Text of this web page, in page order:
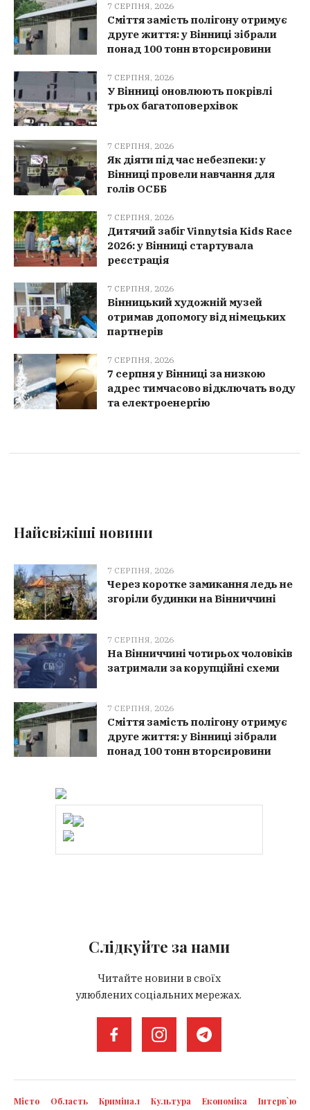
7 СЕРПНЯ, 2026
Сміття замість полігону отримує
друге життя: у Вінниці зібрали
понад 100 тонн вторсировини
7 СЕРПНЯ, 2026
У Вінниці оновлюють покрівлі
трьох багатоповерхівок
7 СЕРПНЯ, 2026
Як діяти під час небезпеки: у
Вінниці провели навчання для
голів ОСББ
7 СЕРПНЯ, 2026
Дитячий забіг Vinnytsia Kids Race
2026: у Вінниці стартувала
реєстрація
7 СЕРПНЯ, 2026
Вінницький художній музей
отримав допомогу від німецьких
партнерів
7 СЕРПНЯ, 2026
7 серпня у Вінниці за низкою
адрес тимчасово відключать воду
та електроенергію
Найсвіжіші новини
7 СЕРПНЯ, 2026
Через коротке замикання ледь не
згоріли будинки на Вінниччині
7 СЕРПНЯ, 2026
На Вінниччині чотирьох чоловіків
затримали за корупційні схеми
7 СЕРПНЯ, 2026
Сміття замість полігону отримує
друге життя: у Вінниці зібрали
понад 100 тонн вторсировини
Слідкуйте за нами
Читайте новини в своїх
улюблених соціальних мережах.
Місто Область Кримінал Культура Економіка Інтерв`ю